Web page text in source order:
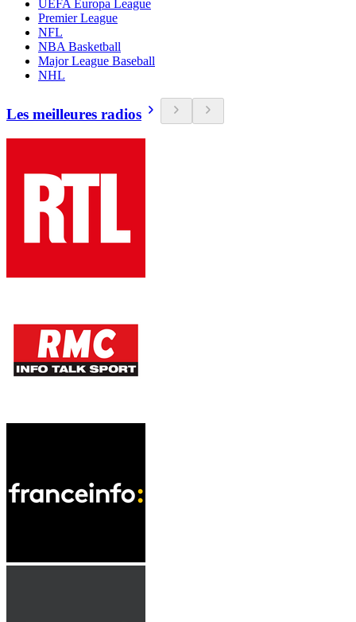
UEFA Europa League
Premier League
NFL
NBA Basketball
Major League Baseball
NHL
Les meilleures radios